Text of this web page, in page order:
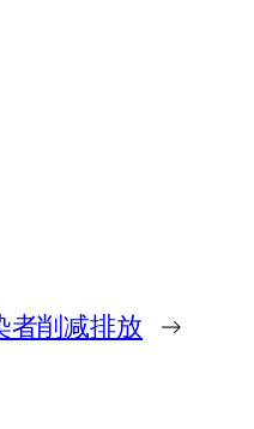
者削减排放 →